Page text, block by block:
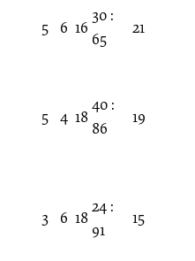
5 6 16
30 :
65
21
5 4 18
40 :
86
19
3 6 18
24 :
91
15